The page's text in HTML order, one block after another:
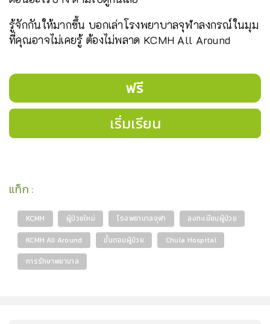
รู้จักกันให้มากขึ้น บอกเล่าโรงพยาบาลจุฬาลงกรณ์ในมุม
ที่คุณอาจไม่เคยรู้ ต้องไม่พลาด KCMH All Around
ฟรี
เริ่มเรียน
แท็ก :
KCMH ผู้ป่วยใหม่ โรงพยาบาลจุฬา
ลงทะเบียนผู้ป่วย
KCMH All Around
ขั้นตอนผู้ป่วย
Chula Hospital
การรักษาพยาบาล